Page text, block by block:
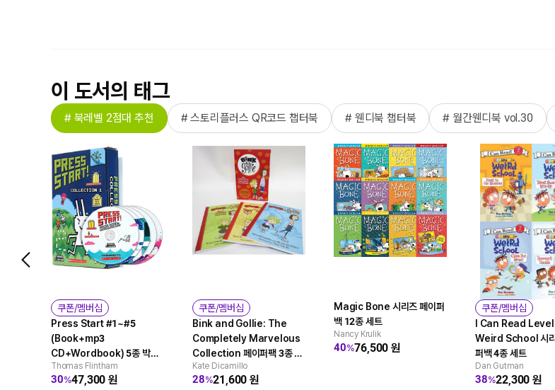
이 도서의 태그
# 북레벨 2점대 추천 # 스토리플러스 QR코드 챕터북 # 웬디북 챕터북 # 월간웬디북 vol.30
쿠폰/멤버십
Press Start #1~#5
(Book+mp3
CD+Wordbook) 5종 박스
세트 : StoryPlus QR음원
(A Branches Book)
Thomas Flintham
30%47,300원
쿠폰/멤버십
Bink and Gollie: The
Completely Marvelous
Collection 페이퍼팩 3종 박
스세트
Kate Dicamillo
28%21,600원
Magic Bone 시리즈 페이퍼
백 12종 세트
Nancy Krulik
40%76,500원
쿠폰/멤버십
I Can Read
Weird School 시리
퍼백 4종 세트
Dan Gutman
38%22,300원